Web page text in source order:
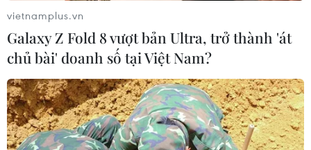
vietnamplus.vn
Galaxy Z Fold 8 vượt bản Ultra, trở thành 'át
chủ bài' doanh số tại Việt Nam?